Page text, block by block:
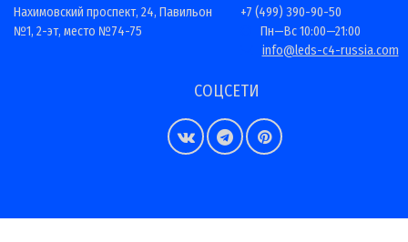
Нахимовский проспект, 24, Павильон
№1, 2-эт, место №74-75
+7 (499) 390-90-50
Пн—Вс 10:00—21:00
info@leds-c4-russia.com
СОЦСЕТИ